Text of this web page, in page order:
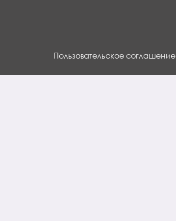
Пользовательское соглашение